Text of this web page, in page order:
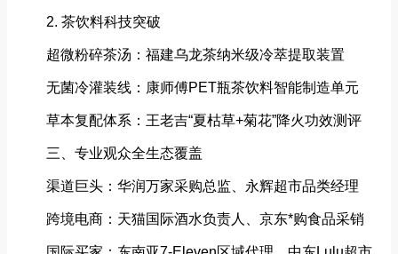
2. 茶饮料科技突破‌
超微粉碎茶汤‌：福建乌龙茶纳米级冷萃提取装置
无菌冷灌装线‌：康师傅PET瓶茶饮料智能制造单元
草本复配体系‌：王老吉“夏枯草+菊花”降火功效测评
三、专业观众全生态覆盖‌
渠道巨头‌：华润万家采购总监、永辉超市品类经理
跨境电商‌：天猫国际酒水负责人、京东*购食品采销